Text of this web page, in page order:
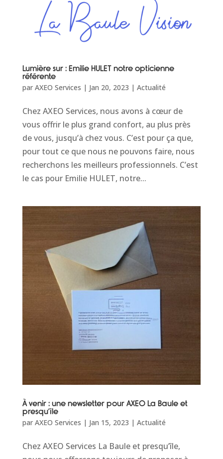
Lumière sur : Emilie HULET notre opticienne
référente
par AXEO Services | Jan 20, 2023 | Actualité
Chez AXEO Services, nous avons à cœur de
vous offrir le plus grand confort, au plus près
de vous, jusqu’à chez vous. C’est pour ça que,
pour tout ce que nous ne pouvons faire, nous
recherchons les meilleurs professionnels. C’est
le cas pour Emilie HULET, notre...
À venir : une newsletter pour AXEO La Baule et
presqu’île
par AXEO Services | Jan 15, 2023 | Actualité
Chez AXEO Services La Baule et presqu’île,